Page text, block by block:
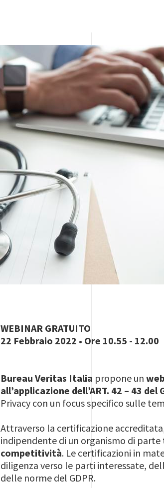
WEBINAR GRATUITO
22 Febbraio 2022 • Ore 10.55 - 12.00
Bureau Veritas Italia propone un
all’applicazione dell’ART. 42 – 43 del
Privacy con un focus specifico sulle
Attraverso la certificazione
indipendente di un organismo di
competitività. Le certificazioni in
diligenza verso le parti interessate,
delle norme del GDPR.